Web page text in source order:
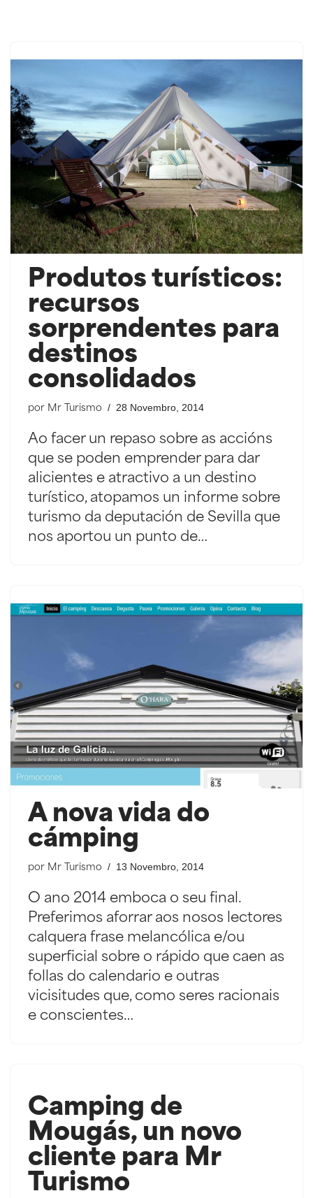
Produtos turísticos:
recursos
sorprendentes para
destinos
consolidados
por Mr Turismo 28 Novembro, 2014
Ao facer un repaso sobre as accións
que se poden emprender para dar
alicientes e atractivo a un destino
turístico, atopamos un informe sobre
turismo da deputación de Sevilla que
nos aportou un punto de…
A nova vida do
cámping
por Mr Turismo 13 Novembro, 2014
O ano 2014 emboca o seu final.
Preferimos aforrar aos nosos lectores
calquera frase melancólica e/ou
superficial sobre o rápido que caen as
follas do calendario e outras
vicisitudes que, como seres racionais
e conscientes…
Camping de
Mougás, un novo
cliente para Mr
Turismo